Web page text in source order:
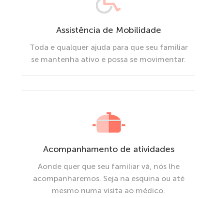
Assistência de Mobilidade
Toda e qualquer ajuda para que seu familiar
se mantenha ativo e possa se movimentar.
Acompanhamento de atividades
Aonde quer que seu familiar vá, nós lhe
acompanharemos. Seja na esquina ou até
mesmo numa visita ao médico.